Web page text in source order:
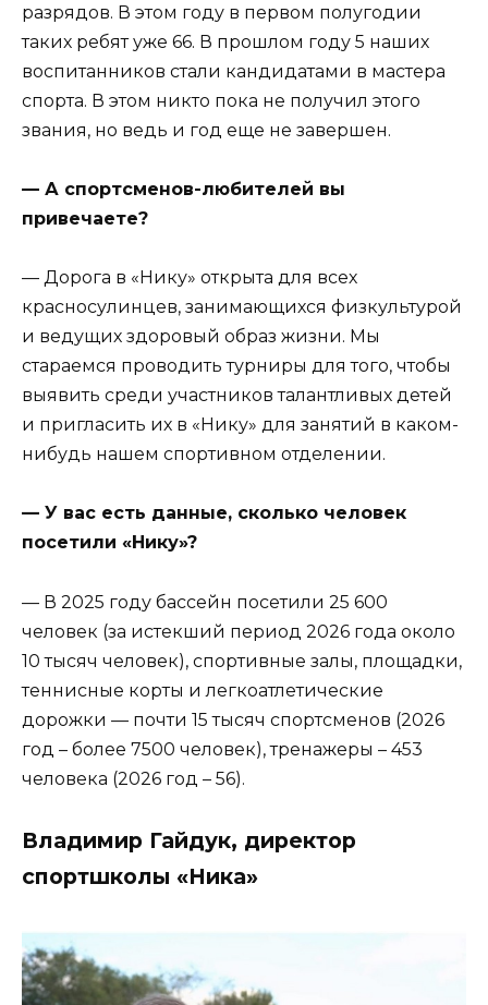
разрядов. В этом году в первом полугодии
таких ребят уже 66. В прошлом году 5 наших
воспитанников стали кандидатами в мастера
спорта. В этом никто пока не получил этого
звания, но ведь и год еще не завершен.
— А спортсменов-любителей вы
привечаете?
— Дорога в «Нику» открыта для всех
красносулинцев, занимающихся физкультурой
и ведущих здоровый образ жизни. Мы
стараемся проводить турниры для того, чтобы
выявить среди участников талантливых детей
и пригласить их в «Нику» для занятий в каком-
нибудь нашем спортивном отделении.
— У вас есть данные, сколько человек
посетили «Нику»?
— В 2025 году бассейн посетили 25 600
человек (за истекший период 2026 года около
10 тысяч человек), спортивные залы, площадки,
теннисные корты и легкоатлетические
дорожки — почти 15 тысяч спортсменов (2026
год – более 7500 человек), тренажеры – 453
человека (2026 год – 56).
Владимир Гайдук, директор
спортшколы «Ника»